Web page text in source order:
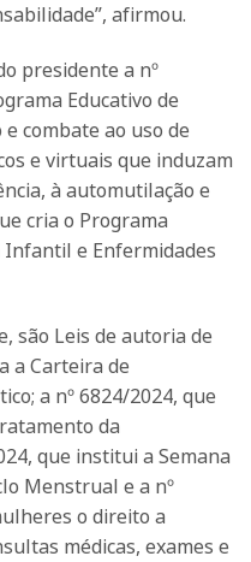
afirmou.
presidente a nº
Educativo de
combate ao uso de
e virtuais que induzam
à automutilação e
cria o Programa
Infantil e Enfermidades
são Leis de autoria de
a Carteira de
a nº 6824/2024, que
da
que institui a Semana
Menstrual e a nº
o direito a
médicas, exames e